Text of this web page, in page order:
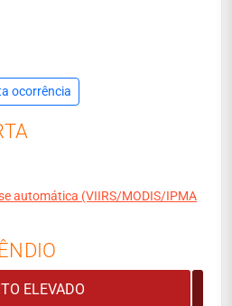
ocorrência
automática (VIIRS/MODIS/IPMA